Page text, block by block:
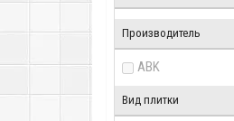
Производитель
ABK
Вид плитки